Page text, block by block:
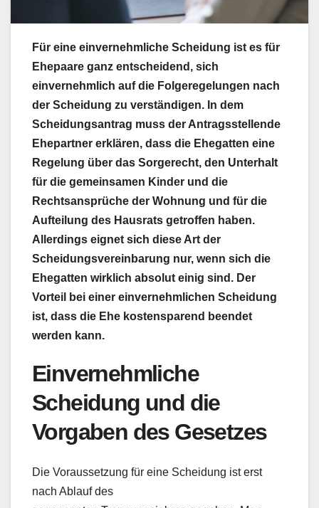
Für eine einvernehmliche Scheidung ist es für
Ehepaare ganz entscheidend, sich
einvernehmlich auf die Folgeregelungen nach
der Scheidung zu verständigen. In dem
Scheidungsantrag muss der Antragsstellende
Ehepartner erklären, dass die Ehegatten eine
Regelung über das Sorgerecht, den Unterhalt
für die gemeinsamen Kinder und die
Rechtsansprüche der Wohnung und für die
Aufteilung des Hausrats getroffen haben.
Allerdings eignet sich diese Art der
Scheidungsvereinbarung nur, wenn sich die
Ehegatten wirklich absolut einig sind. Der
Vorteil bei einer einvernehmlichen Scheidung
ist, dass die Ehe kostensparend beendet
werden kann.
Einvernehmliche
Scheidung und die
Vorgaben des Gesetzes
Die Voraussetzung für eine Scheidung ist erst
nach Ablauf des